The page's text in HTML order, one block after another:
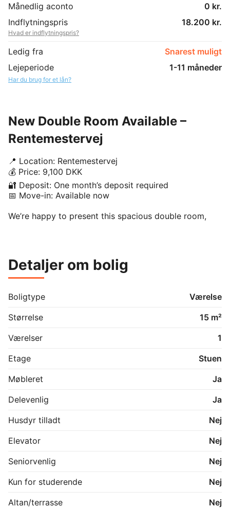
Månedlig aconto
0 kr.
Indflytningspris
18.200 kr.
Hvad er indflytningspris?
Ledig fra
Snarest muligt
Lejeperiode
1-11 måneder
Har du brug for et lån?
New Double Room Available –
Rentemestervej
📍 Location: Rentemestervej
💰 Price: 9,100 DKK
🔐 Deposit: One month’s deposit required
📅 Move-in: Available now
We’re happy to present this spacious double room,
The room comes fully furnished and includes all
utilities, electricity, water, heating, and WiF
🏠 Fully furnished & move-in ready
📶 Utilities included: electricity, water, heating & WiFi
📍 Located on Rentemestervej, with great access to
public transport, shops, cafés, and everyday
essentials
🌱 Perfect for couples or individuals who want more
space
🎓 Great option for students or professionals
If you’re interested or would like to receive videos or
more details, feel free to reach out, I’ll be happy to
help! 😊✨
Detaljer om bolig
Boligtype
Værelse
Størrelse
15 m²
Værelser
1
Etage
Stuen
Møbleret
Ja
Delevenlig
Ja
Husdyr tilladt
Nej
Elevator
Nej
Seniorvenlig
Nej
Kun for studerende
Nej
Altan/terrasse
Nej